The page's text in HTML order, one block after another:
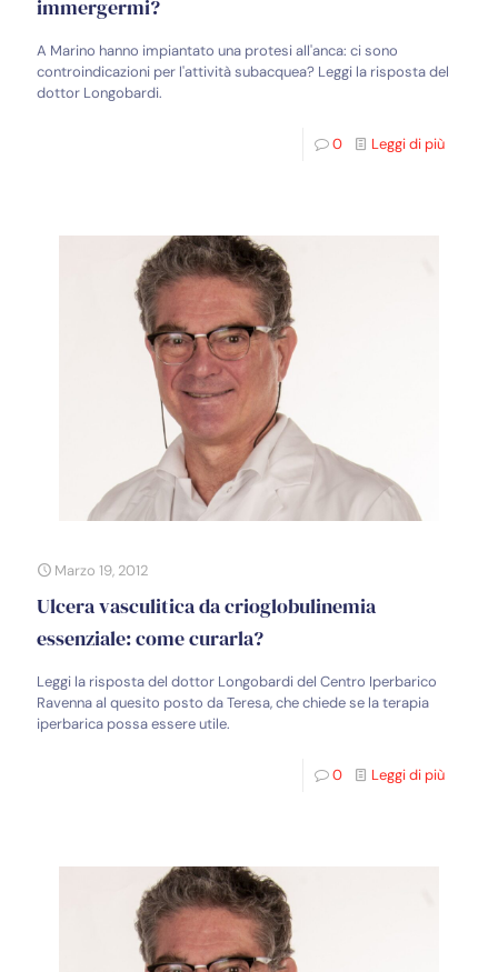
immergermi?
A Marino hanno impiantato una protesi all'anca: ci sono
controindicazioni per l'attività subacquea? Leggi la risposta del
dottor Longobardi.
0 Leggi di più
Marzo 19, 2012
Ulcera vasculitica da crioglobulinemia
essenziale: come curarla?
Leggi la risposta del dottor Longobardi del Centro Iperbarico
Ravenna al quesito posto da Teresa, che chiede se la terapia
iperbarica possa essere utile.
0 Leggi di più